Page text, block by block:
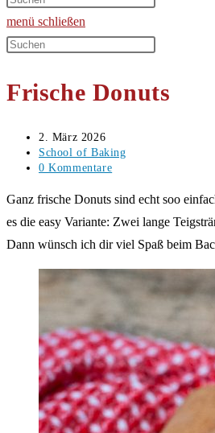
umschalten
menü schließen
Diese
durchsuchen
Frische Donuts
Beitrag
veröffentlicht:
2. März 2026
Beitrags-
Kategorie:
School of Baking
Beitrags-
0 Kommentare
Ganz frische Donuts sind echt soo
es die easy Variante: Zwei lange
Dann wünsch ich dir viel Spaß beim